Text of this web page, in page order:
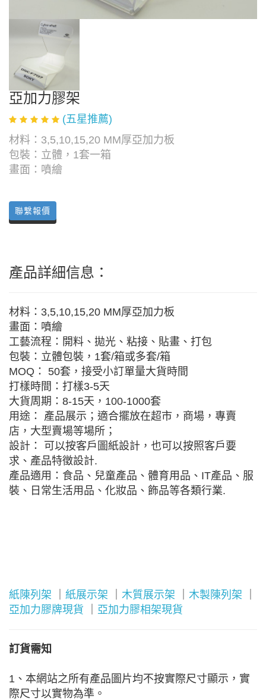
亞加力膠架
(五星推薦)
材料：3,5,10,15,20 MM厚亞加力板
包裝：立體，1套一箱
畫面：噴繪
聯繫報價
產品詳細信息：
材料：3,5,10,15,20 MM厚亞加力板
畫面：噴繪
工藝流程：開料、拋光、粘接、貼畫、打包
包裝：立體包裝，1套/箱或多套/箱
MOQ： 50套，接受小訂單量大貨時間
打樣時間：打樣3-5天
大貨周期：8-15天，100-1000套
用途： 產品展示；適合擺放在超市，商場，專賣
店，大型賣場等場所；
設計： 可以按客戶圖紙設計，也可以按照客戶要
求、產品特徵設計.
產品適用：食品、兒童產品、體育用品、IT產品、服
裝、日常生活用品、化妝品、飾品等各類行業.
紙陳列架 紙展示架 木質展示架 木製陳列架
亞加力膠牌現貨
亞加力膠相架現貨
訂貨需知
1、本網站之所有產品圖片均不按實際尺寸顯示，實
際尺寸以實物為準。